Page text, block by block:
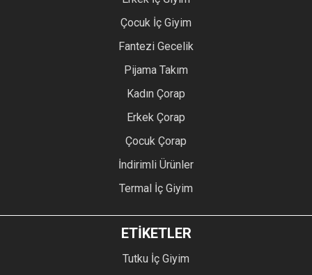
Çocuk İç Giyim
Fantezi Gecelik
Pijama Takım
Kadın Çorap
Erkek Çorap
Çocuk Çorap
İndirimli Ürünler
Termal İç Giyim
ETİKETLER
Tutku İç Giyim